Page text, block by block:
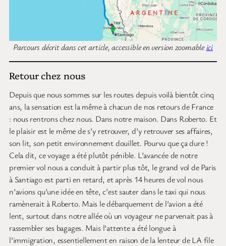
Parcours décrit dans cet article, accessible en version zoomable ici
Retour chez nous
Depuis que nous sommes sur les routes depuis voilà bientôt cinq
ans, la sensation est la même à chacun de nos retours de France
: nous rentrons chez nous. Dans notre maison. Dans Roberto. Et
le plaisir est le même de s’y retrouver, d’y retrouver ses affaires,
son lit, son petit environnement douillet. Pourvu que ça dure !
Cela dit, ce voyage a été plutôt pénible. L’avancée de notre
premier vol nous a conduit à partir plus tôt, le grand vol de Paris
à Santiago est parti en retard, et après 14 heures de vol nous
n’avions qu’une idée en tête, c’est sauter dans le taxi qui nous
ramènerait à Roberto. Mais le débarquement de l’avion a été
lent, surtout dans notre allée où un voyageur ne parvenait pas à
rassembler ses bagages. Mais l’attente a été longue à
l’immigration, essentiellement en raison de la lenteur de LA file